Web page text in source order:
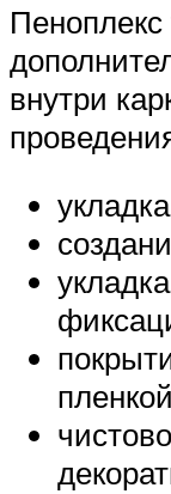
внутри